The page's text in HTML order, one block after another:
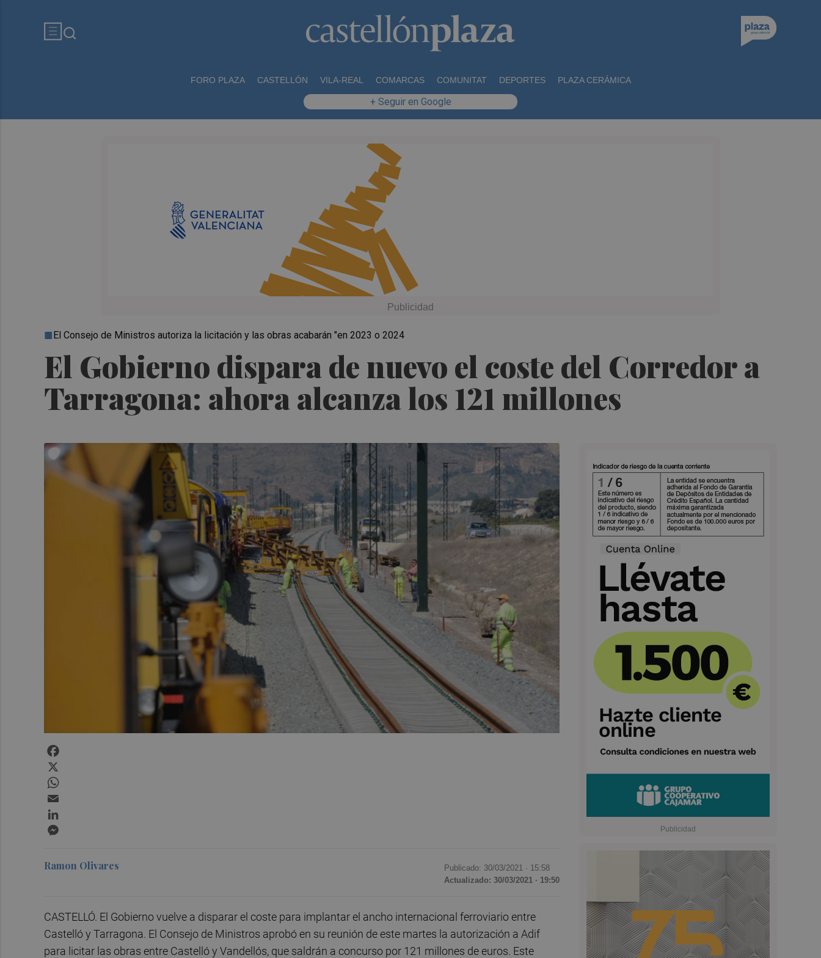
FORO PLAZA CASTELLÓN VILA-REAL COMARCAS COMUNITAT DEPORTES PLAZA CERÁMICA
+ Seguir en Google
El Gobierno dispara de nuevo el coste del Corredor a
Tarragona: ahora alcanza los 121 millones
El Consejo de Ministros autoriza la licitación y las obras acabarán "en 2023 o 2024
Ramon Olivares Publicado: 30/03/2021 · 15:58
Actualizado: 30/03/2021 · 19:50
CASTELLÓ. El Gobierno vuelve a disparar el coste para implantar el ancho internacional ferroviario entre
Castelló y Tarragona. El Consejo de Ministros aprobó en su reunión de este martes la autorización a Adif
para licitar las obras entre Castelló y Vandellós, que saldrán a concurso por 121 millones de euros. Este